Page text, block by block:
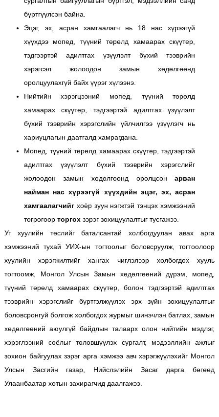
бүртгүүлсэн байна.
Эцэг, эх, асран хамгаалагч нь 18 нас хүрээгүй
хүүхдээ мопед, түүний төрөлд хамаарах скүүтер,
тэдгээртэй адилтгах үзүүлэлт бүхий тээврийн
хэрэгсэлжолоодон замын хөдөлгөөнд
оролцуулахгүй байх үүрэг хүлээнэ.
Нийтийн хэрэгцээний мопед, түүний төрөлд
хамаарах скүүтер, тэдгээртэй адилтгах үзүүлэлт
бүхий тээврийн хэрэгслийн үйлчилгээ үзүүлэгч нь
хариуцлагын даатгалд хамрагдана.
Мопед, түүний төрөлд хамаарах скүүтер, тэдгээртэй
адилтгах үзүүлэлт бүхий тээврийн хэрэгслийг
жолоодон замын хөдөлгөөнд оролцсонарван
найман нас хүрээгүй хүүхдийн эцэг, эх, асран
хамгаалагчийг хоёр зуун нэгжтэй тэнцэх хэмжээний
төгрөгөөр торгохзэрэг зохицуулалтыг тусгажээ.
Уг хуулийн төслийг баталсантай холбогдуулан авах арга
хэмжээний тухайУИХ-ын тогтоолыг боловсруулж, тогтоолоор
хуулийн хэрэгжилтийг хангах чиглэлээр холбогдох хууль
тогтоомж, Монгол Улсын Замын хөдөлгөөний дүрэм, мопед,
түүний төрөлд хамаарах скүүтер, болон тэдгээртэй адилтгах
тээврийн хэрэгслийг бүртгэлжүүлэх эрх зүйн зохицуулалтыг
боловсронгуй болгож холбогдох журмыг шинэчлэн батлах, замын
хөдөлгөөний аюулгүй байдлын талаарх олон нийтийн мэдлэг,
хэрэглээний соёлыг төлөвшүүлэх сургалт, мэдээллийн ажлыг
зохион байгуулах зэрэг арга хэмжээ авч хэрэгжүүлэхийг Монгол
Улсын Засгийн газар, Нийслэлийн Засаг дарга бөгөөд
Улаанбаатар хотын захирагчид даалгажээ.